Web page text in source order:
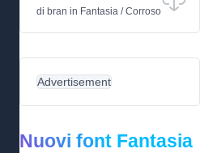
di bran in Fantasia /Corroso
Advertisement
Nuovi font Fantasia